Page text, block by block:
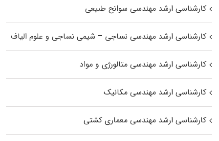
کارشناسی ارشد مهندسی سوانح طبیعی
کارشناسی ارشد مهندسی نساجی – شیمی نساجی و علوم الیاف
کارشناسی ارشد مهندسی متالورژی و مواد
کارشناسی ارشد مهندسی مکانیک
کارشناسی ارشد مهندسی معماری کشتی